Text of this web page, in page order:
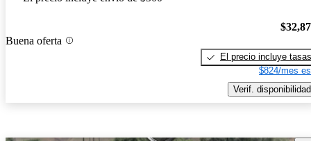
Buena oferta
El precio incluye tasas
$824/mes
Verif. disponibilidad